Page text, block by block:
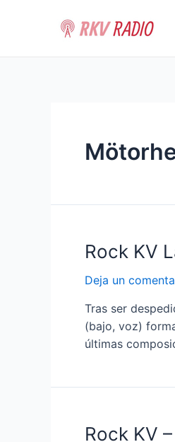
Rock KV
Deja un
Tras ser
(bajo, voz)
últimas
Rock KV